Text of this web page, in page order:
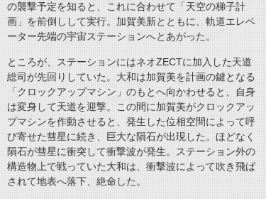
の襲撃予定を知ると、これに合わせて「天空の梯子計
画」を前倒しして実行。加賀美新とともに、軌道エレベ
ーター先端の宇宙ステーションへとあがった。
ところが、ステーションにはネオZECTに加入した天道
総司が先回りしていた。大和は加賀美を計画の鍵となる
「クロックアップマシン」のもとへ向かわせると、自身
は変身して天道を迎撃。この間に加賀美がクロックアッ
プマシンを作動させると、発生した位相空間によって呼
び寄せた彗星に続き、巨大な隕石が出現した。ほどなく
隕石が彗星に衝突して衝撃波が発生。ステーション外の
構造物上で戦っていた大和は、衝撃波によって吹き飛ば
されて地表へ落下、絶命した。